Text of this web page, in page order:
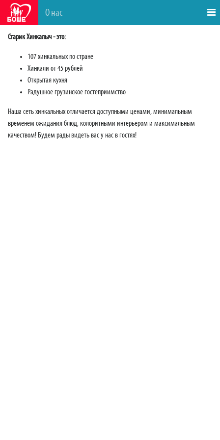
О нас
Старик Хинкалыч - это:
107 хинкальных по стране
Хинкали от 45 рублей
Открытая кухня
Радушное грузинское гостеприимство
Наша сеть хинкальных отличается доступными ценами, минимальным
временем ожидания блюд, колоритными интерьером и максимальным
качеством! Будем рады видеть вас у нас в гостях!